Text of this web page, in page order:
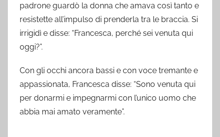
padrone guardò la donna che amava così tanto e
resistette all’impulso di prenderla tra le braccia. Si
irrigidì e disse: “Francesca, perché sei venuta qui
oggi?”.
Con gli occhi ancora bassi e con voce tremante e
appassionata, Francesca disse: “Sono venuta qui
per donarmi e impegnarmi con l’unico uomo che
abbia mai amato veramente”.